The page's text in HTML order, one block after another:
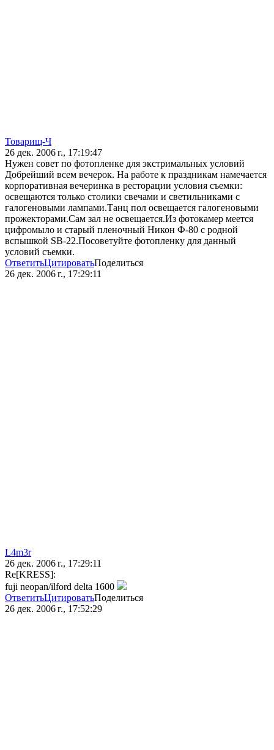
Товарищ-Ч
26 дек. 2006 г., 17:19:47
Нужен совет по фотопленке для экстримальных условий
Добрейший всем вечерок. На работе к праздникам намечается
корпоративная вечеринка в ресторации условия съемки:
освещаются только столики свечами и светильниками с
галогеновыми лампами.Танц пол освещается галогеновыми
прожекторами.Сам зал не освещается.Из фотокамер меется
цифромыло и старый пленочный Никон Ф-80 с родной
вспышкой SB-22.Посоветуйте фотопленку для данный
условий съемки.
ОтветитьЦитироватьПоделиться
26 дек. 2006 г., 17:29:11
L4m3r
26 дек. 2006 г., 17:29:11
Re[KRESS]:
fuji neopan/ilford delta 1600
ОтветитьЦитироватьПоделиться
26 дек. 2006 г., 17:52:29